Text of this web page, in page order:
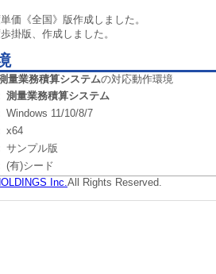
価《全国》版作成しました。
掛版、作成しました。
量業務積算システムの対応動作環境
測量業務積算システム
Windows 11/10/8/7
x64
サンプル版
(有)シード
Inc.All Rights Reserved.